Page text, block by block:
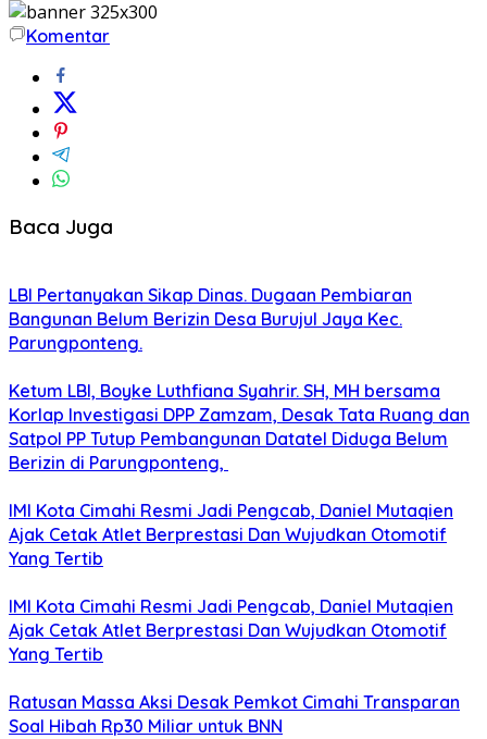
Komentar
Baca Juga
LBI Pertanyakan Sikap Dinas. Dugaan Pembiaran
Bangunan Belum Berizin Desa Burujul Jaya Kec.
Parungponteng.
Ketum LBI, Boyke Luthfiana Syahrir. SH, MH bersama
Korlap Investigasi DPP Zamzam, Desak Tata Ruang dan
Satpol PP Tutup Pembangunan Datatel Diduga Belum
Berizin di Parungponteng,
IMI Kota Cimahi Resmi Jadi Pengcab, Daniel Mutaqien
Ajak Cetak Atlet Berprestasi Dan Wujudkan Otomotif
Yang Tertib
IMI Kota Cimahi Resmi Jadi Pengcab, Daniel Mutaqien
Ajak Cetak Atlet Berprestasi Dan Wujudkan Otomotif
Yang Tertib
Ratusan Massa Aksi Desak Pemkot Cimahi Transparan
Soal Hibah Rp30 Miliar untuk BNN